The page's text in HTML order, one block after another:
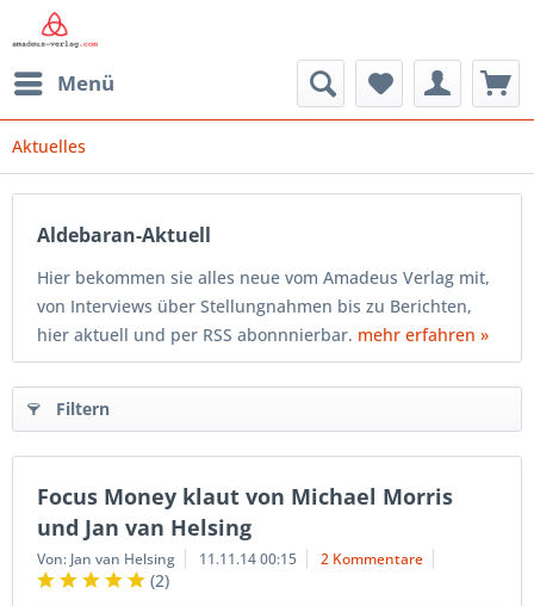
Menü
Aktuelles
Aldebaran-Aktuell
Hier bekommen sie alles neue vom Amadeus Verlag mit,
von Interviews über Stellungnahmen bis zu Berichten,
hier aktuell und per RSS abonnnierbar. mehr erfahren »
Filtern
Focus Money klaut von Michael Morris
und Jan van Helsing
Von: Jan van Helsing 11.11.14 00:15 2 Kommentare
(2)